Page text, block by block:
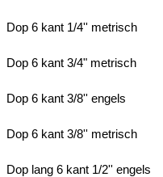
Dop 6 kant 1/4'' metrisch
Dop 6 kant 3/4" metrisch
Dop 6 kant 3/8'' engels
Dop 6 kant 3/8'' metrisch
Dop lang 6 kant 1/2'' engels